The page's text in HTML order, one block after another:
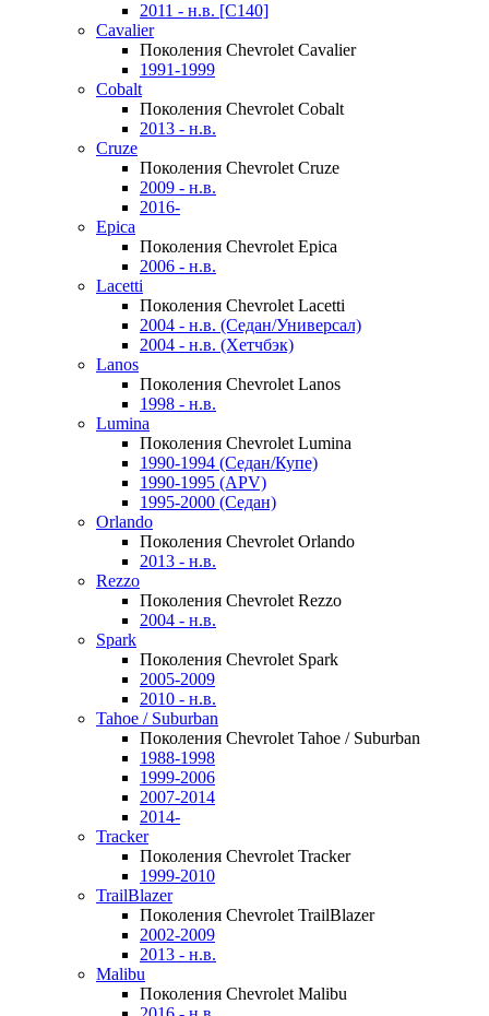
2011 - н.в. [C140]
Cavalier
Поколения Chevrolet Cavalier
1991-1999
Cobalt
Поколения Chevrolet Cobalt
2013 - н.в.
Cruze
Поколения Chevrolet Cruze
2009 - н.в.
2016-
Epica
Поколения Chevrolet Epica
2006 - н.в.
Lacetti
Поколения Chevrolet Lacetti
2004 - н.в. (Седан/Универсал)
2004 - н.в. (Хетчбэк)
Lanos
Поколения Chevrolet Lanos
1998 - н.в.
Lumina
Поколения Chevrolet Lumina
1990-1994 (Седан/Купе)
1990-1995 (APV)
1995-2000 (Седан)
Orlando
Поколения Chevrolet Orlando
2013 - н.в.
Rezzo
Поколения Chevrolet Rezzo
2004 - н.в.
Spark
Поколения Chevrolet Spark
2005-2009
2010 - н.в.
Tahoe / Suburban
Поколения Chevrolet Tahoe / Suburban
1988-1998
1999-2006
2007-2014
2014-
Tracker
Поколения Chevrolet Tracker
1999-2010
TrailBlazer
Поколения Chevrolet TrailBlazer
2002-2009
2013 - н.в.
Malibu
Поколения Chevrolet Malibu